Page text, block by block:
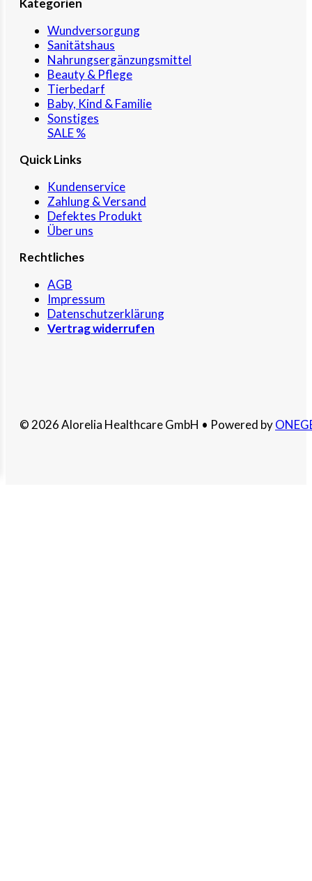
Wundversorgung
Sanitätshaus
Nahrungsergänzungsmittel
Beauty & Pflege
Tierbedarf
Baby, Kind & Familie
Sonstiges
SALE %
Quick Links
Kundenservice
Zahlung & Versand
Defektes Produkt
Über uns
Rechtliches
AGB
Impressum
Datenschutzerklärung
Vertrag widerrufen
© 2026 Alorelia Healthcare GmbH • Powered by